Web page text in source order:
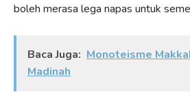
boleh merasa lega napas untuk
Baca Juga: Monoteisme
Madinah